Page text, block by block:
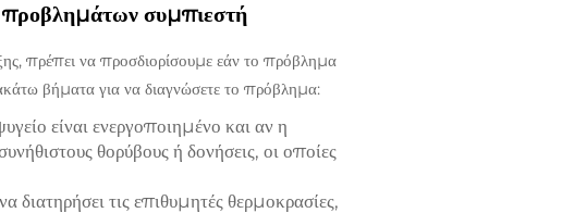
προβλημάτων συμπιεστή
πρέπει να προσδιορίσουμε εάν το πρόβλημα
βήματα για να διαγνώσετε το πρόβλημα:
είναι ενεργοποιημένο και αν η
θορύβους ή δονήσεις, οι οποίες
διατηρήσει τις επιθυμητές θερμοκρασίες,